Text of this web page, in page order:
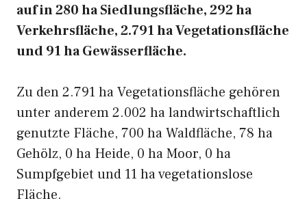
auf in 280 ha Siedlungsfläche, 292 ha
Verkehrsfläche, 2.791 ha Vegetationsfläche
und 91 ha Gewässerfläche.
Zu den 2.791 ha Vegetationsfläche gehören
unter anderem 2.002 ha landwirtschaftlich
genutzte Fläche, 700 ha Waldfläche, 78 ha
Gehölz, 0 ha Heide, 0 ha Moor, 0 ha
Sumpfgebiet und 11 ha vegetationslose
Fläche.